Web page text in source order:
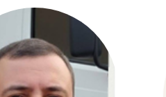
postura colaborativa e
por melhorias que
ao negócio, sendo um
ao resultado e ao
Luan!